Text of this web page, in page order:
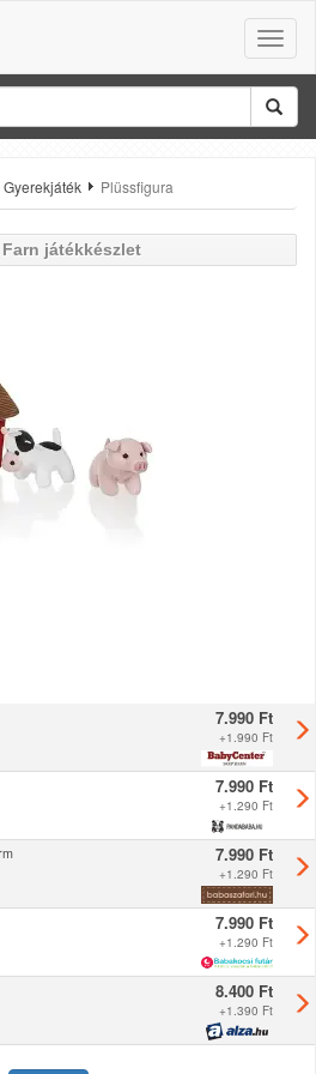
Toggle
Gyerekjáték Plüssfigura
Farn játékkészlet
7.990 Ft
+1.990 Ft
7.990 Ft
+1.290 Ft
7.990 Ft
+1.290 Ft
7.990 Ft
+1.290 Ft
8.400 Ft
+1.390 Ft